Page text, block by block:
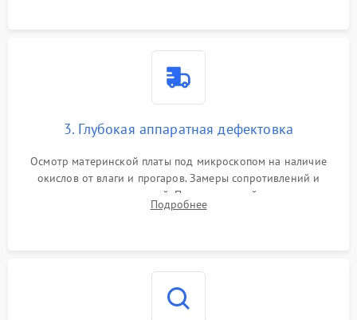
3. Глубокая аппаратная дефектовка
Осмотр материнской платы под микроскопом на наличие
окислов от влаги и прогаров. Замеры сопротивлений и
дежурных напряжений. Проверка цепей питания,
мультиконтроллера, процессора и видеочипа.
Подробнее